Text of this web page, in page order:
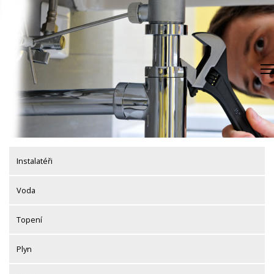
content
Instalatéři
Voda
Topení
Plyn